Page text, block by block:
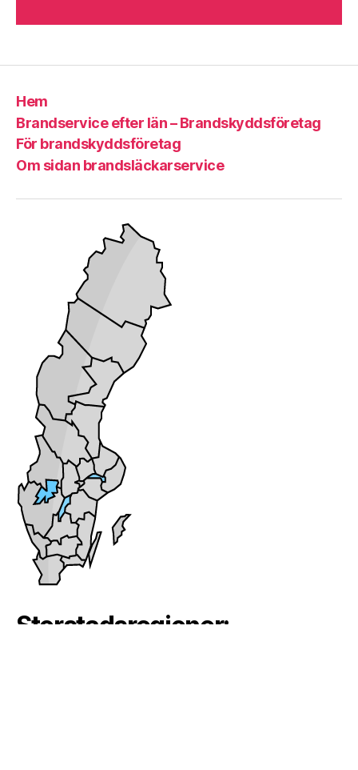
Hem
Brandservice efter län – Brandskyddsföretag
För brandskyddsföretag
Om sidan brandsläckarservice
Storstadsregioner: